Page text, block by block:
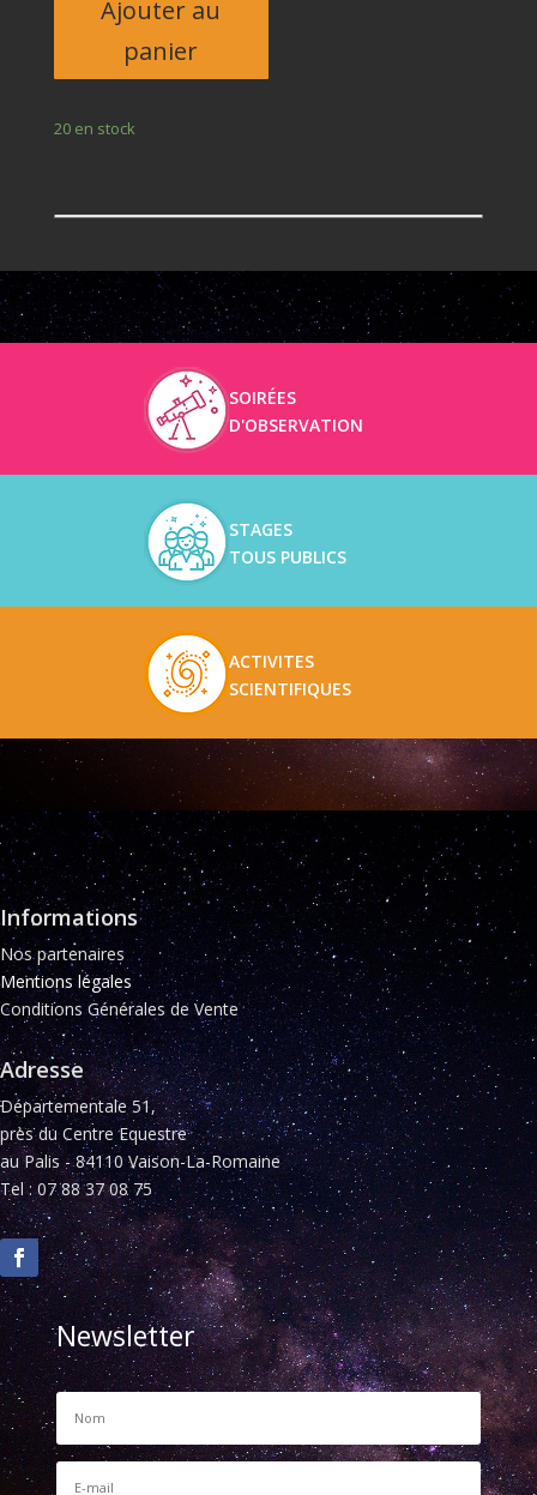
Ajouter au
panier
20 en stock
SOIRÉES
D'OBSERVATION
STAGES
TOUS PUBLICS
ACTIVITES
SCIENTIFIQUES
Informations
Nos partenaires
Mentions légales
Conditions Générales de Vente
Adresse
Départementale 51,
près du Centre Equestre
au Palis - 84110 Vaison-La-Romaine
Tel : 07 88 37 08 75
Newsletter